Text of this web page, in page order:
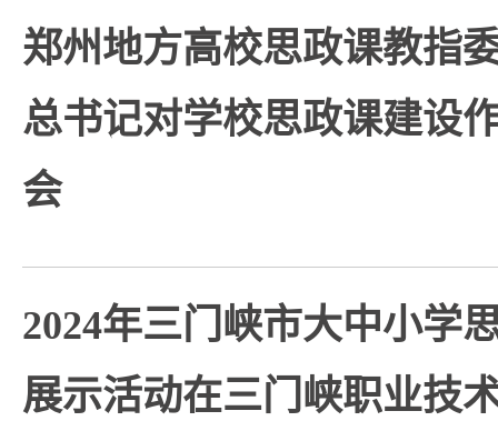
郑州地方高校思政课教指
总书记对学校思政课建设
会
2024年三门峡市大中小学
展示活动在三门峡职业技